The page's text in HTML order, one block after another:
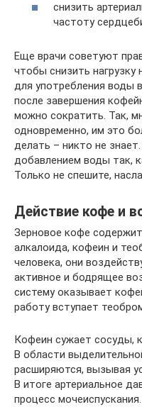
снизить
частоту
Еще врачи советуют
чтобы снизить нагрузку
для употребления воды
после завершения
можно сократить. Так,
одновременно, им это
делать – никто не
добавлением воды так,
Только не спешите,
Действие кофе и
Зерновое кофе
алкалоида, кофеин и
человека, они
активное и бодрящее
систему оказывает
работу вступает
Кофеин сужает сосуды,
В области
расширяются, вызывая
В итоге артериальное
процесс